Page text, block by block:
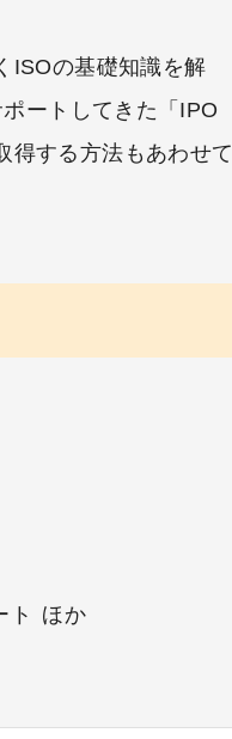
ISOの基礎知識を解
ートしてきた「IPO
得する方法もあわせて
ト ほか